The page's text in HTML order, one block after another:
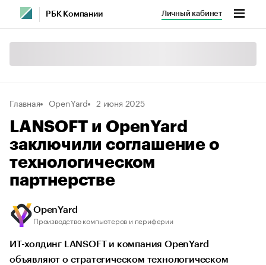
РБК Компании Личный кабинет
Главная OpenYard 2 июня 2025
LANSOFT и OpenYard
заключили соглашение о
технологическом
партнерстве
OpenYard
Производство компьютеров и периферии
ИТ-холдинг LANSOFT и компания OpenYard
объявляют о стратегическом технологическом